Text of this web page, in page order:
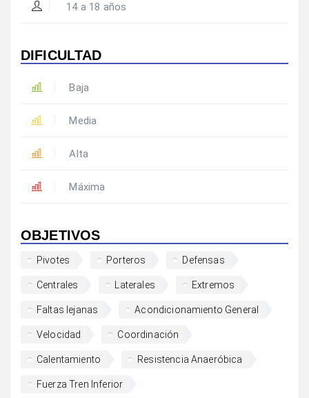
14 a 18 años
DIFICULTAD
Baja
Media
Alta
Máxima
OBJETIVOS
Pivotes Porteros Defensas
Centrales Laterales Extremos
Faltas lejanas Acondicionamiento General
Velocidad Coordinación
Calentamiento Resistencia Anaeróbica
Fuerza Tren Inferior